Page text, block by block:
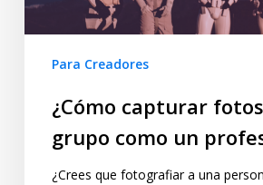
Para Creadores
¿Cómo capturar
grupo como un
¿Crees que fotografiar a una